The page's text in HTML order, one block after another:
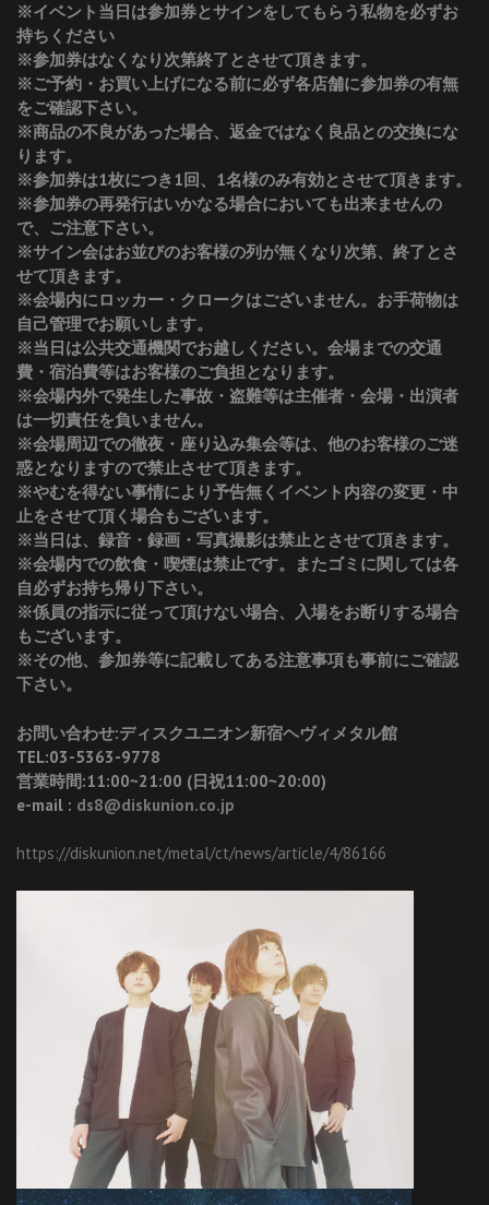
※イベント当日は参加券とサインをしてもらう私物を必ずお
持ちください
※参加券はなくなり次第終了とさせて頂きます。
※ご予約・お買い上げになる前に必ず各店舗に参加券の有無
をご確認下さい。
※商品の不良があった場合、返金ではなく良品との交換にな
ります。
※参加券は1枚につき1回、1名様のみ有効とさせて頂きます。
※参加券の再発行はいかなる場合においても出来ませんの
で、ご注意下さい。
※サイン会はお並びのお客様の列が無くなり次第、終了とさ
せて頂きます。
※会場内にロッカー・クロークはございません。お手荷物は
自己管理でお願いします。
※当日は公共交通機関でお越しください。会場までの交通
費・宿泊費等はお客様のご負担となります。
※会場内外で発生した事故・盗難等は主催者・会場・出演者
は一切責任を負いません。
※会場周辺での徹夜・座り込み集会等は、他のお客様のご迷
惑となりますので禁止させて頂きます。
※やむを得ない事情により予告無くイベント内容の変更・中
止をさせて頂く場合もございます。
※当日は、録音・録画・写真撮影は禁止とさせて頂きます。
※会場内での飲食・喫煙は禁止です。またゴミに関しては各
自必ずお持ち帰り下さい。
※係員の指示に従って頂けない場合、入場をお断りする場合
もございます。
※その他、参加券等に記載してある注意事項も事前にご確認
下さい。
お問い合わせ:ディスクユニオン新宿ヘヴィメタル館
TEL:03-5363-9778
営業時間:11:00~21:00 (日祝11:00~20:00)
e-mail : ds8@diskunion.co.jp
https://diskunion.net/metal/ct/news/article/4/86166